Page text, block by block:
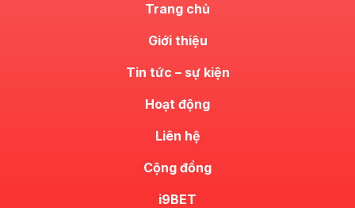
Trang chủ
Giới thiệu
Tin tức – sự kiện
Hoạt động
Liên hệ
Cộng đồng
i9BET